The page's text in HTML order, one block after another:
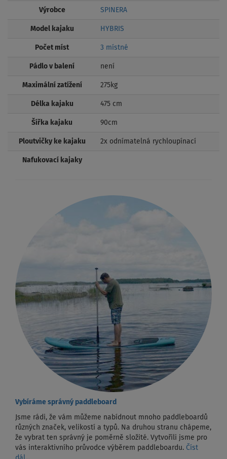
Výrobce SPINERA
Model kajaku HYBRIS
Počet míst 3 místné
Pádlo v balení není
Maximální zatížení 275kg
Délka kajaku 475 cm
Šířka kajaku 90cm
Ploutvičky ke kajaku 2x odnímatelná rychloupínací
Nafukovací kajaky
Vybíráme správný paddleboard
Jsme rádi, že vám můžeme nabídnout mnoho paddleboardů
různých značek, velikostí a typů. Na druhou stranu chápeme,
že vybrat ten správný je poměrně složité. Vytvořili jsme pro
vás interaktivního průvodce výběrem paddleboardu. Číst